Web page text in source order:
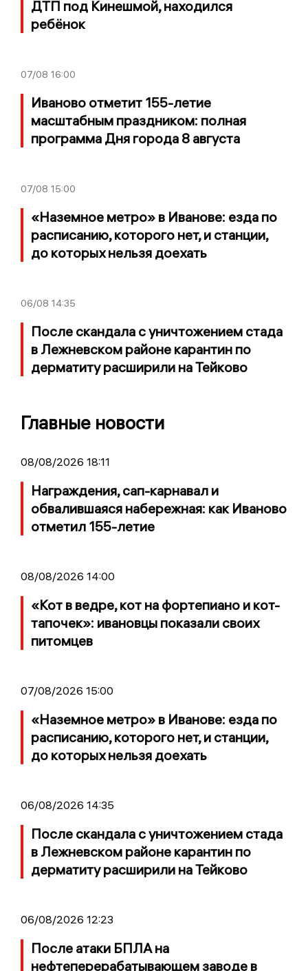
ДТП под Кинешмой, находился
ребёнок
07/08 16:00
Иваново отметит 155-летие
масштабным праздником: полная
программа Дня города 8 августа
07/08 15:00
«Наземное метро» в Иванове: езда по
расписанию, которого нет, и станции,
до которых нельзя доехать
06/08 14:35
После скандала с уничтожением стада
в Лежневском районе карантин по
дерматиту расширили на Тейково
Главные новости
08/08/2026 18:11
Награждения, сап-карнавал и
обвалившаяся набережная: как Иваново
отметил 155-летие
08/08/2026 14:00
«Кот в ведре, кот на фортепиано и кот-
тапочек»: ивановцы показали своих
питомцев
07/08/2026 15:00
«Наземное метро» в Иванове: езда по
расписанию, которого нет, и станции,
до которых нельзя доехать
06/08/2026 14:35
После скандала с уничтожением стада
в Лежневском районе карантин по
дерматиту расширили на Тейково
06/08/2026 12:23
После атаки БПЛА на
нефтеперерабатывающем заводе в